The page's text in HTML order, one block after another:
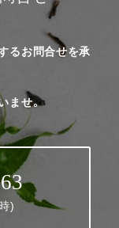
るお問合せを承
ませ。
)